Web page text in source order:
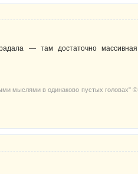
— там достаточно массивная
мыслями в одинаково пустых головах" ©